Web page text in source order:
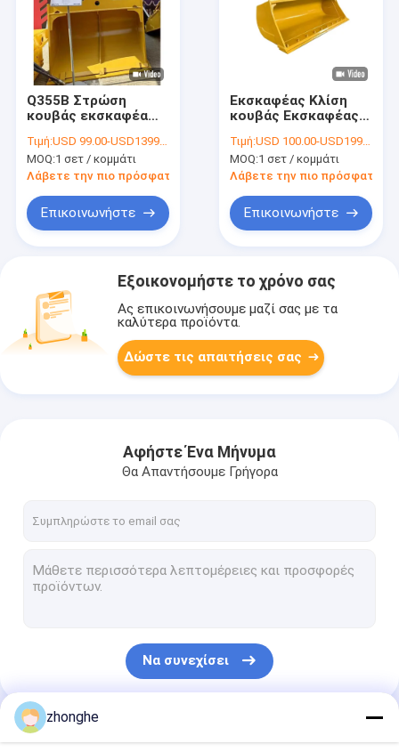
Q355B Στρώση
κουβάς εκσκαφέα
συγκόλληση
Τιμή:USD 99.00-USD1399.00
MOQ:1 σετ / κομμάτι
Λάβετε την πιο πρόσφατη τιμή
Επικοινωνήστε
Εκσκαφέας Κλίση
κουβάς Εκσκαφέας
βραχίονα 360 μοίρες
κλίση
Τιμή:USD 100.00-USD1999.00
MOQ:1 σετ / κομμάτι
Λάβετε την πιο πρόσφατη
Επικοινωνήστε
Εξοικονομήστε το χρόνο σας
Ας επικοινωνήσουμε μαζί σας με τα
καλύτερα προϊόντα.
Δώστε τις απαιτήσεις σας
Αφήστε Ένα Μήνυμα
Θα Απαντήσουμε Γρήγορα
Να συνεχίσει
Οι Κατηγορίες Μας
zhonghe